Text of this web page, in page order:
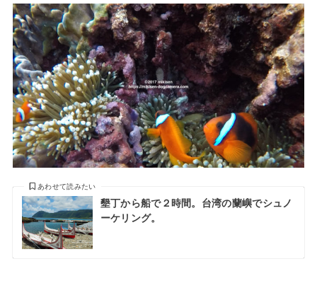
墾丁から船で２時間。台湾の蘭嶼でシュノ
ーケリング。
あわせて読みたい